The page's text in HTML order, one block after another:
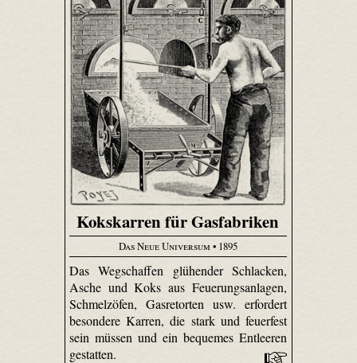
Kokskarren für Gasfabriken
Das Neue Universum • 1895
Das Wegschaffen glühender Schlacken,
Asche und Koks aus Feuerungsanlagen,
Schmelzöfen, Gasretorten usw. erfordert
besondere Karren, die stark und feuerfest
sein müssen und ein bequemes Entleeren
gestatten.